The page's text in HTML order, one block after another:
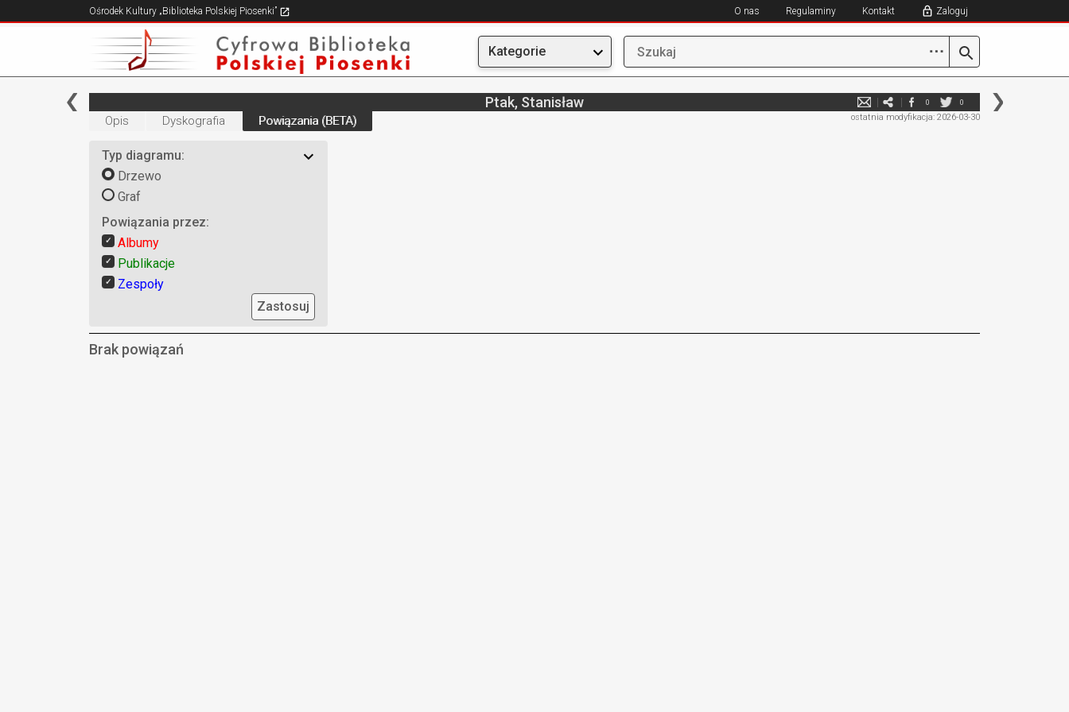
Ośrodek Kultury „Biblioteka Polskiej Piosenki” O nas Regulaminy Kontakt Zaloguj
Kategorie ⋯
Ptak, Stanisław 0 0
ostatnia modyfikacja: 2026-03-30
Opis Dyskografia Powiązania (BETA)
Typ diagramu:
Drzewo
Graf
Powiązania przez:
Albumy
Publikacje
Zespoły
Zastosuj
Brak powiązań